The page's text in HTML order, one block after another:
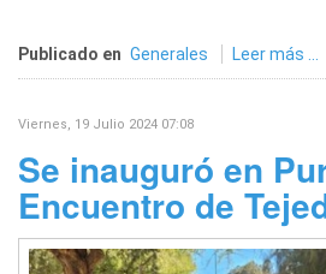
Publicado en Generales Leer más ...
Viernes, 19 Julio 2024 07:08
Se inauguró en
Encuentro de